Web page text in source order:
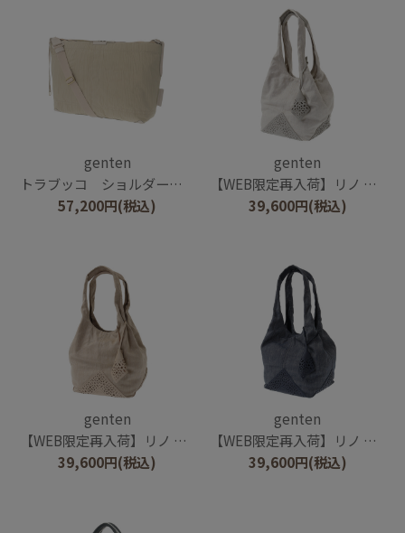
genten
トラブッコ ショルダーバッグ大
57,200円(税込)
genten
【WEB限定再入荷】リノ トートバッグ大
39,600円(税込)
genten
【WEB限定再入荷】リノ トートバッグ大
39,600円(税込)
genten
【WEB限定再入荷】リノ トートバッグ大
39,600円(税込)